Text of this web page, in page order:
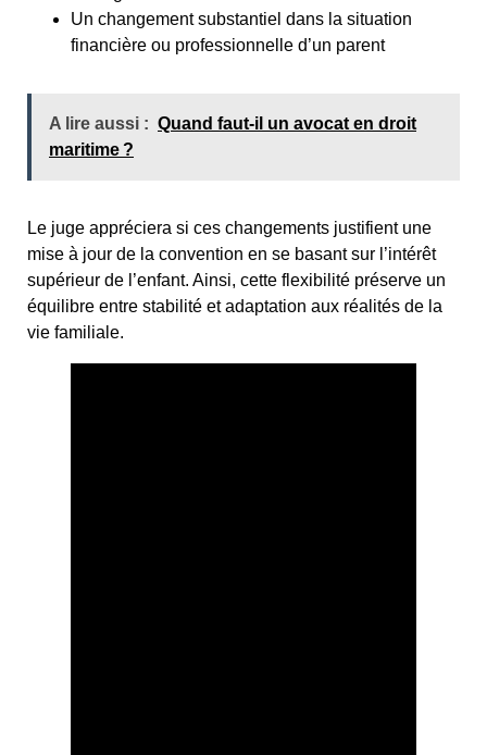
Un changement substantiel dans la situation
financière ou professionnelle d’un parent
A lire aussi : Quand faut-il un avocat en droit
maritime ?
Le juge appréciera si ces changements justifient une
mise à jour de la convention en se basant sur l’intérêt
supérieur de l’enfant. Ainsi, cette flexibilité préserve un
équilibre entre stabilité et adaptation aux réalités de la
vie familiale.